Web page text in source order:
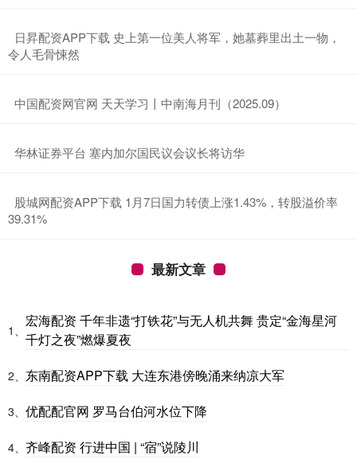
​日昇配资APP下载 史上第一位美人将军，她墓葬里出土一物，
令人毛骨悚然
​中国配资网官网 天天学习丨中南海月刊（2025.09）
​华林证券平台 塞内加尔国民议会议长将访华
​股城网配资APP下载 1月7日国力转债上涨1.43%，转股溢价率
39.31%
最新文章
1、
宏海配资 千年非遗“打铁花”与无人机共舞 贵定“金海星河
千灯之夜”燃爆夏夜
2、 东南配资APP下载 大连东港傍晚涌来纳凉大军
3、 优配配官网 罗马台伯河水位下降
4、 齐峰配资 行进中国 | “宿”说陵川